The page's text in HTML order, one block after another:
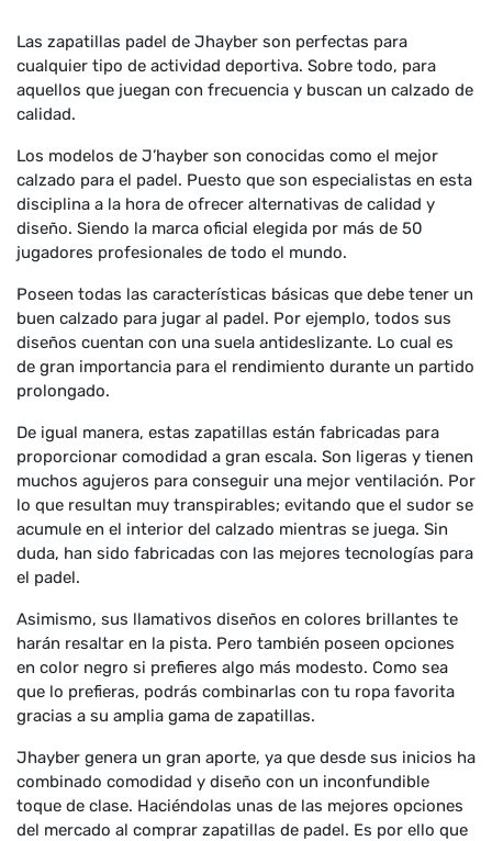
Las zapatillas padel de Jhayber son perfectas para
cualquier tipo de actividad deportiva. Sobre todo, para
aquellos que juegan con frecuencia y buscan un calzado de
calidad.
Los modelos de J’hayber son conocidas como el mejor
calzado para el padel. Puesto que son especialistas en esta
disciplina a la hora de ofrecer alternativas de calidad y
diseño. Siendo la marca oficial elegida por más de 50
jugadores profesionales de todo el mundo.
Poseen todas las características básicas que debe tener un
buen calzado para jugar al padel. Por ejemplo, todos sus
diseños cuentan con una suela antideslizante. Lo cual es
de gran importancia para el rendimiento durante un partido
prolongado.
De igual manera, estas zapatillas están fabricadas para
proporcionar comodidad a gran escala. Son ligeras y tienen
muchos agujeros para conseguir una mejor ventilación. Por
lo que resultan muy transpirables; evitando que el sudor se
acumule en el interior del calzado mientras se juega. Sin
duda, han sido fabricadas con las mejores tecnologías para
el padel.
Asimismo, sus llamativos diseños en colores brillantes te
harán resaltar en la pista. Pero también poseen opciones
en color negro si prefieres algo más modesto. Como sea
que lo prefieras, podrás combinarlas con tu ropa favorita
gracias a su amplia gama de zapatillas.
Jhayber genera un gran aporte, ya que desde sus inicios ha
combinado comodidad y diseño con un inconfundible
toque de clase. Haciéndolas unas de las mejores opciones
del mercado al comprar zapatillas de padel. Es por ello que